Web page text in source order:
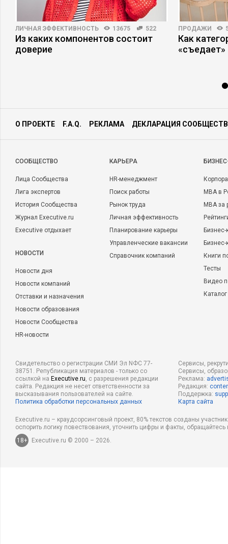
ЛИЧНАЯ ЭФФЕКТИВНОСТЬ 13675 522
Из каких компонентов состоит
доверие
ПРОДАЖИ
Как
О ПРОЕКТЕ F.A.Q. РЕКЛАМА ДЕКЛАРАЦИЯ
CООБЩЕСТВО
Лица Сообщества
Лига экспертов
История Сообщества
Журнал Executive.ru
Executive отдыхает
НОВОСТИ
Новости дня
Новости компаний
Отставки и назначения
Новости образования
Новости Сообщества
HR-новости
КАРЬЕРА
HR-менеджмент
Поиск работы
Рынок труда
Личная эффективность
Планирование карьеры
Управленческие вакансии
Справочник компаний
MBA в
MBA
Бизнес-
Книги
Тесты
Видео
Свидетельство о регистрации СМИ Эл NФС 77-
38751. Републикация материалов - только со
ссылкой на Executive.ru, с разрешения редакции
сайта. Редакция не несет ответственности за
высказывания пользователей на сайте.
Политика обработки персональных данных
Сервисы,
Сервисы,
Реклама:
Редакция:
Поддержка:
Карта сайта
Executive.ru – краудсорсинговый проект, 80% текстов созданы
оспорить логику повествования, уточнить цифры и факты,
18+
Executive.ru © 2000 – 2026.